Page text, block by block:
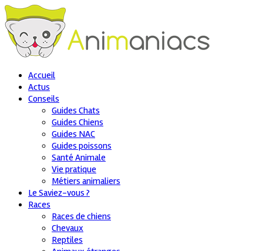
Accueil
Actus
Conseils
Guides Chats
Guides Chiens
Guides NAC
Guides poissons
Santé Animale
Vie pratique
Métiers animaliers
Le Saviez-vous ?
Races
Races de chiens
Chevaux
Reptiles